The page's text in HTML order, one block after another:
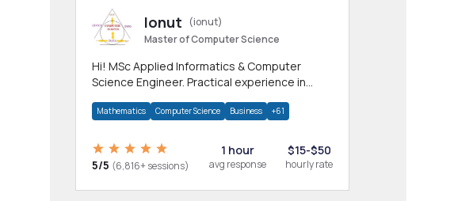
Ionut
(ionut)
Master of Computer Science
Hi! MSc Applied Informatics & Computer
Science Engineer. Practical experience in
homework
Mathematics Computer Science Business +61
5/5 (6,816+ sessions)
1 hour
avg response
$15-$50
hourly rate